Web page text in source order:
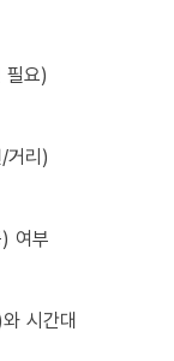
필요)
거리)
여부
시간대